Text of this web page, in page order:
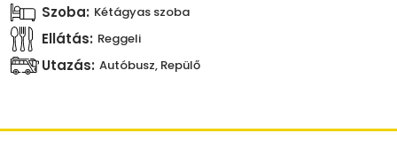
Szoba: Kétágyas szoba
Ellátás: Reggeli
Utazás: Autóbusz, Repülő